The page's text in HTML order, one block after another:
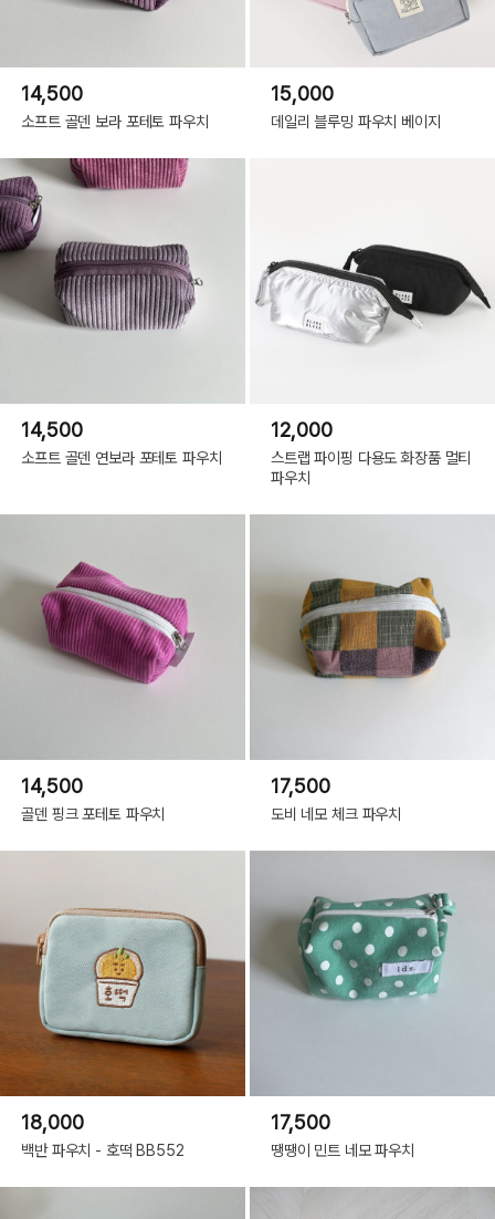
14,500
소프트 골덴 보라 포테토 파우치
15,000
데일리 블루밍 파우치 베이지
14,500
소프트 골덴 연보라 포테토 파우치
12,000
스트랩 파이핑 다용도 화장품 멀티
파우치
14,500
골덴 핑크 포테토 파우치
17,500
도비 네모 체크 파우치
18,000
백반 파우치 - 호떡 BB552
17,500
땡땡이 민트 네모 파우치